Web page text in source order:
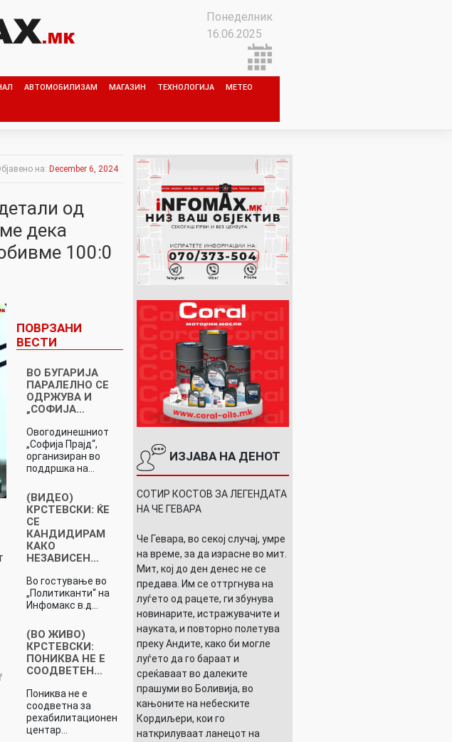
Понеделник
16.06.2025
АВТОМОБИЛИЗАМ МАГАЗИН ТЕХНОЛОГИЈА МЕТЕО
на: December 6, 2024
од
дека
100:0
ПОВРЗАНИ
ВЕСТИ
ВО БУГАРИЈА
ПАРАЛЕЛНО СЕ
ОДРЖУВА И
„СОФИЈА…
Овогодинешниот
„Софија Прајд“,
организиран во
поддршка на…
(ВИДЕО)
КРСТЕВСКИ: ЌЕ
СЕ
КАНДИДИРАМ
КАКО
НЕЗАВИСЕН…
Во гостување во
„Политиканти“ на
Инфомакс в.д…
(ВО ЖИВО)
КРСТЕВСКИ:
ПОНИКВА НЕ Е
СООДВЕТЕН…
Пониква не е
соодветна за
рехабилитационен
центар…
ИЗЈАВА НА ДЕНОТ
СОТИР КОСТОВ ЗА ЛЕГЕНДАТА
НА ЧЕ ГЕВАРА
Че Гевара, во секој случај, умре
на време, за да израсне во мит.
Мит, кој до ден денес не се
предава. Им се оттргнува на
луѓето од рацете, ги збунува
новинарите, истражувачите и
науката, и повторно полетува
преку Андите, како би могле
луѓето да го бараат и
среќаваат во далеките
прашуми во Боливија, во
кањоните на небеските
Кордиљери, кои го
наткрилуваат ланецот на